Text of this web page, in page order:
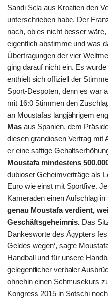
Sandi Sola aus Kroatien den
unterschrieben habe. Der
nach, ob es nicht besser
eigentlich abstimme und was
Übertragungen der vier
ging darauf nicht ein. Es
enthielt sich offiziell der
Sport-Despoten, denn es war
mit 16:0 Stimmen den
an Moustafas langjährigem
Mas aus Spanien, dem
diesen grandiosen Vertrag mit
er eine saftige
Moustafa mindestens
dubioser Geheimverträge als
Euro wie einst mit Sportfive.
Kameraden einen Aufschlag
genau Moustafa verdient,
Geschäftsgeheimnis. Das
Dankesworte des Ägypters
Geldes wegen‘, sagte
Handball und für unsere
gelegentlicher verbaler
ohnehin einen Schmusekurs
Kongress 2015 in Sotschi